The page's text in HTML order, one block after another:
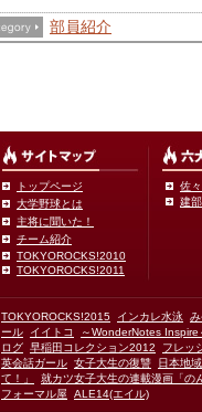
部員紹介
トップページ
大学野球とは
主将に聞いた！
チーム紹介
TOKYOROCKS!2010
TOKYOROCKS!2011
佐
建
TOKYOROCKS!2015 インカレ水泳
ール
イイトコ
～WonderNotes Inspire
ログ 早稲田コレクション2012
フレッ
英会話ガール 女子大生の復讐
日本地
て！」
就カツ女子大生の連載漫画「の
フォーマル屋
ALE14(エイル)